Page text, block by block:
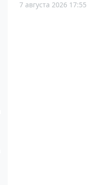
7 августа 2026 17:55